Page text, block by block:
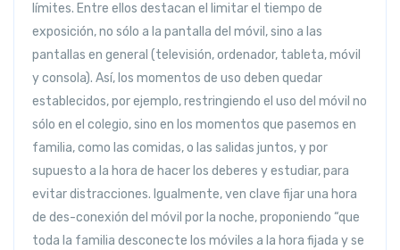
límites. Entre ellos destacan el limitar el tiempo de
exposición, no sólo a la pantalla del móvil, sino a las
pantallas en general (televisión, ordenador, tableta, móvil
y consola). Así, los momentos de uso deben quedar
establecidos, por ejemplo, restringiendo el uso del móvil no
sólo en el colegio, sino en los momentos que pasemos en
familia, como las comidas, o las salidas juntos, y por
supuesto a la hora de hacer los deberes y estudiar, para
evitar distracciones. Igualmente, ven clave fijar una hora
de des-conexión del móvil por la noche, proponiendo “que
toda la familia desconecte los móviles a la hora fijada y se